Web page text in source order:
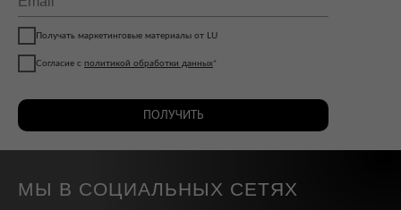
Получать маркетинговые материалы от LU
Согласие с политикой обработки данных*
ПОЛУЧИТЬ
МЫ В СОЦИАЛЬНЫХ СЕТЯХ